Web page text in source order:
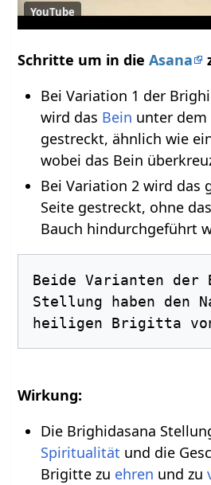
YouTube
Schritte um in dieAsana
Bei Variation 1 der
wird das Bein unter dem
gestreckt, ähnlich wie
wobei das Bein
Bei Variation 2 wird das
Seite gestreckt, ohne
Bauch hindurchgeführt
Beide Varianten der
Stellung haben den
Wirkung:
Die Brighidasana
Spiritualität und die
Brigitte zu ehren und zu